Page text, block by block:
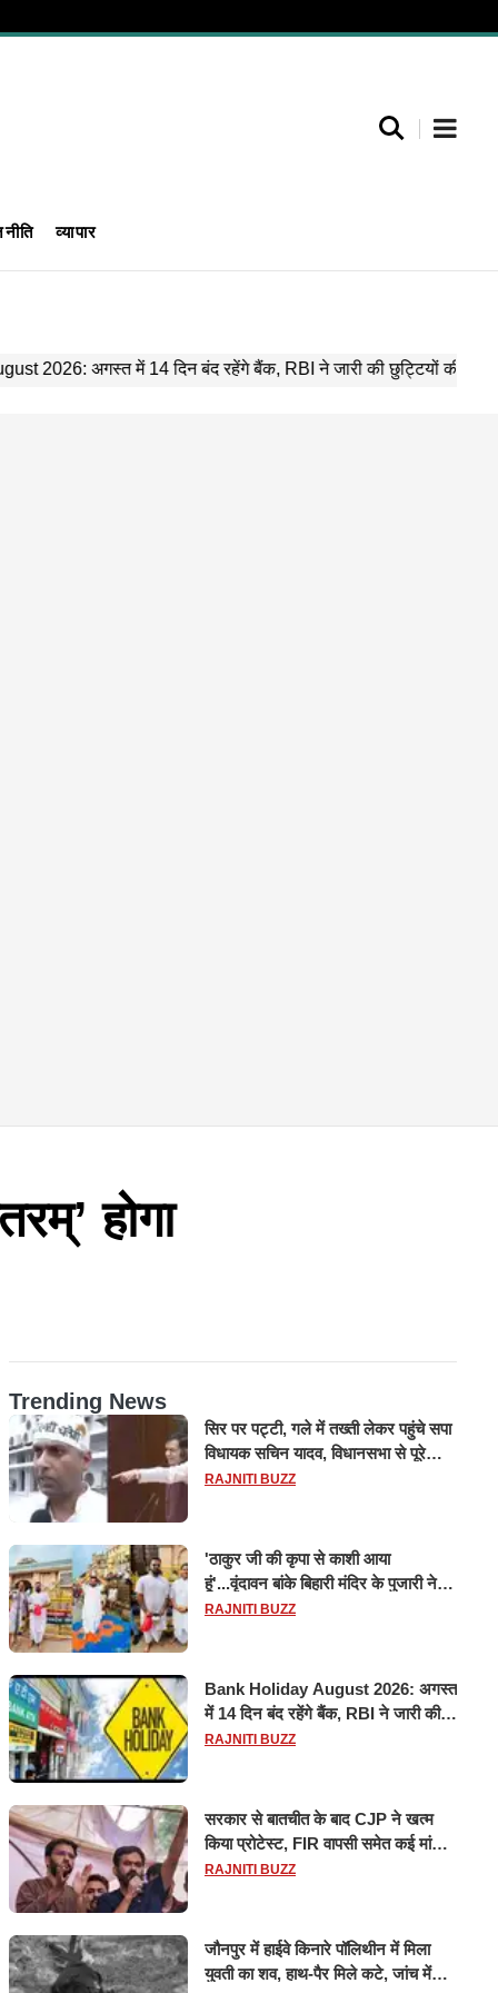
व्यापार
होगा
Trending News
सिर पर पट्टी, गले में तख्ती लेकर पहुंचे सपा
विधायक सचिन यादव, विधानसभा से पूरे
मानसून सत्र के लिए किया गया निलंबित
RAJNITI BUZZ
'ठाकुर जी की कृपा से काशी आया
हूं'...वृंदावन बांके बिहारी मंदिर के पुजारी ने
किया श्री काशी विश्वनाथ का जलाभिषेक
RAJNITI BUZZ
Bank Holiday August 2026: अगस्त
में 14 दिन बंद रहेंगे बैंक, RBI ने जारी की
छुट्टियों की लिस्ट​​​​​​​
RAJNITI BUZZ
सरकार से बातचीत के बाद CJP ने खत्म
किया प्रोटेस्ट, FIR वापसी समेत कई मांगों
पर बनी सहमति
RAJNITI BUZZ
जौनपुर में हाईवे किनारे पॉलिथीन में मिला
युवती का शव, हाथ-पैर मिले कटे, जांच में